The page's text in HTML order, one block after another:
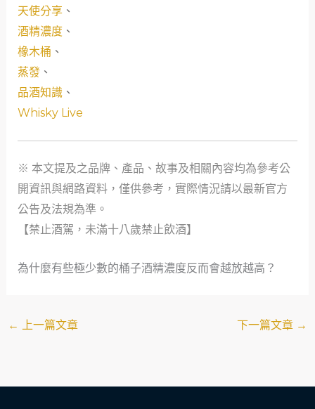
天使分享、
酒精濃度、
橡木桶 、
蒸發、
品酒知識、
Whisky Live
※ 本文提及之品牌、產品、故事及相關內容均為參考公
開資訊與網路資料，僅供參考，實際情況請以最新官方
公告及法規為準。
【禁止酒駕，未滿十八歲禁止飲酒】
為什麼有些極少數的桶子酒精濃度反而會越放越高？
← 上一篇文章 下一篇文章 →